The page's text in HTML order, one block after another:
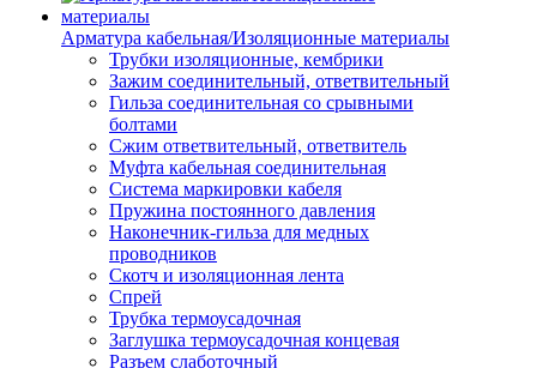
Арматура кабельная/Изоляционные материалы
Трубки изоляционные, кембрики
Зажим соединительный, ответвительный
Гильза соединительная со срывными
болтами
Сжим ответвительный, ответвитель
Муфта кабельная соединительная
Система маркировки кабеля
Пружина постоянного давления
Наконечник-гильза для медных
проводников
Скотч и изоляционная лента
Спрей
Трубка термоусадочная
Заглушка термоусадочная концевая
Разъем слаботочный